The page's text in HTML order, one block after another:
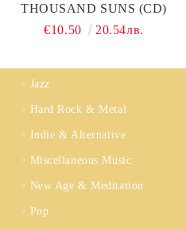
THOUSAND SUNS (CD)
€10.50
20.54лв.
Jazz
Hard Rock & Metal
Indie & Alternative
Miscellaneous Music
New Age & Meditation
Pop